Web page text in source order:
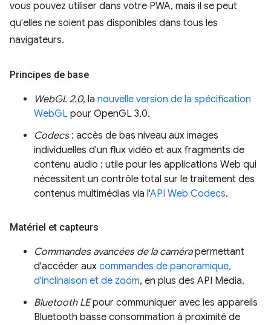
vous pouvez utiliser dans votre PWA, mais il se peut
qu'elles ne soient pas disponibles dans tous les
navigateurs.
Principes de base
WebGL 2.0, la nouvelle version de la spécification
WebGL pour OpenGL 3.0.
Codecs: accès de bas niveau aux images
individuelles d'un flux vidéo et aux fragments de
contenu audio ; utile pour les applications Web qui
nécessitent un contrôle total sur le traitement des
contenus multimédias via l'API Web Codecs.
Matériel et capteurs
Commandes avancées de la camérapermettant
d'accéder aux commandes de panoramique,
d'inclinaison et de zoom, en plus des API Media.
Bluetooth LEpour communiquer avec les appareils
Bluetooth basse consommation à proximité de